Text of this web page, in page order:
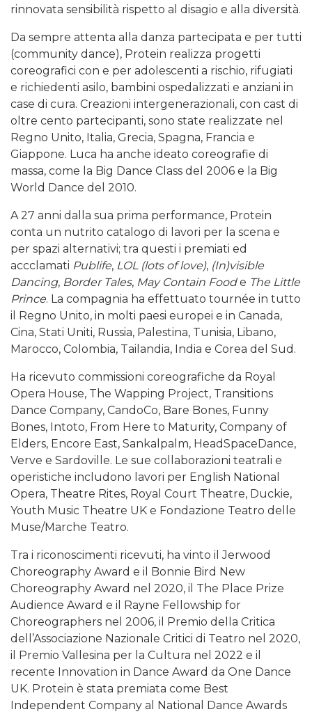
rinnovata sensibilità rispetto al disagio e alla diversità.
Da sempre attenta alla danza partecipata e per tutti
(community dance), Protein realizza progetti
coreografici con e per adolescenti a rischio, rifugiati
e richiedenti asilo, bambini ospedalizzati e anziani in
case di cura. Creazioni intergenerazionali, con cast di
oltre cento partecipanti, sono state realizzate nel
Regno Unito, Italia, Grecia, Spagna, Francia e
Giappone. Luca ha anche ideato coreografie di
massa, come la Big Dance Class del 2006 e la Big
World Dance del 2010.
A 27 anni dalla sua prima performance, Protein
conta un nutrito catalogo di lavori per la scena e
per spazi alternativi; tra questi i premiati ed
accclamati Publife, LOL (lots of love), (In)visible
Dancing, Border Tales, May Contain Foode The Little
Prince. La compagnia ha effettuato tournée in tutto
il Regno Unito, in molti paesi europei e in Canada,
Cina, Stati Uniti, Russia, Palestina, Tunisia, Libano,
Marocco, Colombia, Tailandia, India e Corea del Sud.
Ha ricevuto commissioni coreografiche da Royal
Opera House, The Wapping Project, Transitions
Dance Company, CandoCo, Bare Bones, Funny
Bones, Intoto, From Here to Maturity, Company of
Elders, Encore East, Sankalpalm, HeadSpaceDance,
Verve e Sardoville. Le sue collaborazioni teatrali e
operistiche includono lavori per English National
Opera, Theatre Rites, Royal Court Theatre, Duckie,
Youth Music Theatre UK e Fondazione Teatro delle
Muse/Marche Teatro.
Tra i riconoscimenti ricevuti, ha vinto il Jerwood
Choreography Award e il Bonnie Bird New
Choreography Award nel 2020, il The Place Prize
Audience Award e il Rayne Fellowship for
Choreographers nel 2006, il Premio della Critica
dell’Associazione Nazionale Critici di Teatro nel 2020,
il Premio Vallesina per la Cultura nel 2022 e il
recente Innovation in Dance Award da One Dance
UK. Protein è stata premiata come Best
Independent Company al National Dance Awards